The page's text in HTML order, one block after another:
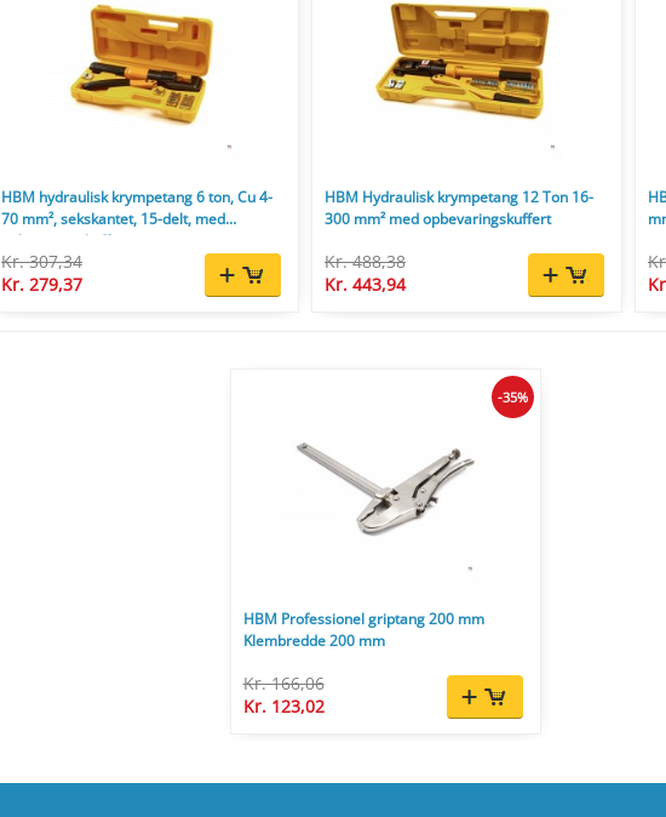
HBM hydraulisk krympetang 6 ton, Cu 4-
70 mm², sekskantet, 15-delt, med
opbevaringskuffert.
Kr. 307,34
Kr. 279,37
HBM Hydraulisk krympetang 12 Ton 16-
300 mm² med opbevaringskuffert
Kr. 488,38
Kr. 443,94
HBM Professionel griptang 200 mm
Klembredde 200 mm
Kr. 166,06
Kr. 123,02
-35%